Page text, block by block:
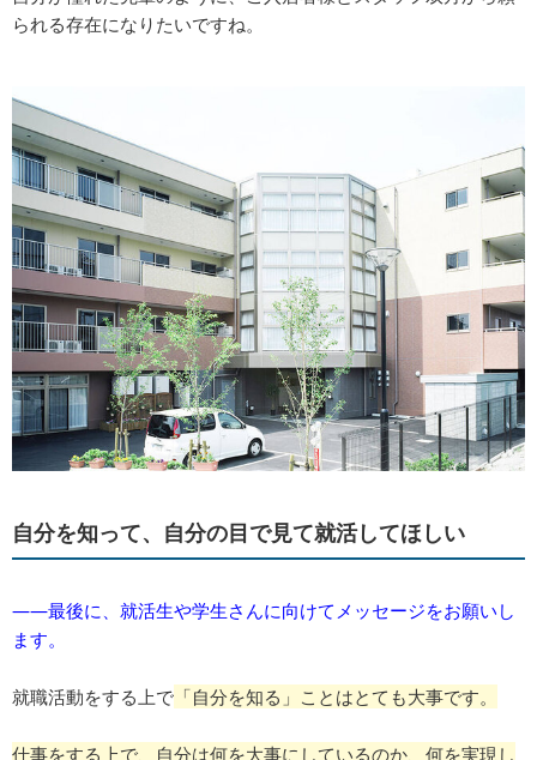
られる存在になりたいですね。
自分を知って、自分の目で見て就活してほしい
――最後に、就活生や学生さんに向けてメッセージをお願いし
ます。
就職活動をする上で 「自分を知る」ことはとても大事です。
仕事をする上で、自分は何を大事にしているのか、何を実現し